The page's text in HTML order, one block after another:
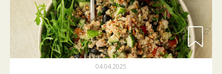
04.04.2025